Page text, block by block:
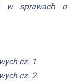
w sprawach o
cz. 1
cz. 2